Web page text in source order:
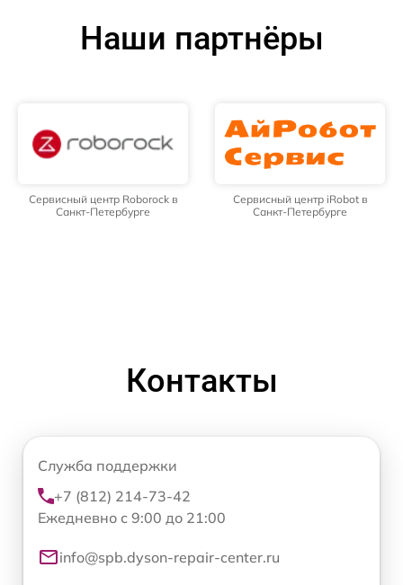
Наши партнёры
Сервисный центр Roborock в
Санкт-Петербурге
Сервисный центр iRobot в
Санкт-Петербурге
Контакты
Служба поддержки
+7 (812) 214-73-42
Ежедневно с 9:00 до 21:00
info@spb.dyson-repair-center.ru